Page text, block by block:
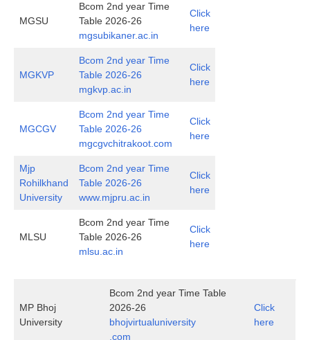
MGSU
Bcom 2nd year Time
Table 2026-26
mgsubikaner.ac.in
Click
here
MGKVP
Bcom 2nd year Time
Table 2026-26
mgkvp.ac.in
Click
here
MGCGV
Bcom 2nd year Time
Table 2026-26
mgcgvchitrakoot.com
Click
here
Mjp
Rohilkhand
University
Bcom 2nd year Time
Table 2026-26
www.mjpru.ac.in
Click
here
MLSU
Bcom 2nd year Time
Table 2026-26
mlsu.ac.in
Click
here
MP Bhoj
University
Bcom 2nd year Time Table
2026-26
bhojvirtualuniversity
.com
Click
here